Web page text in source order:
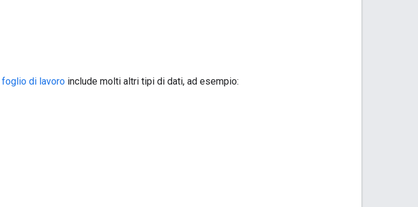
foglio di lavoro include molti altri tipi di dati, ad esempio: